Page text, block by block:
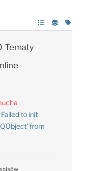
Tematy
Failed to init
from